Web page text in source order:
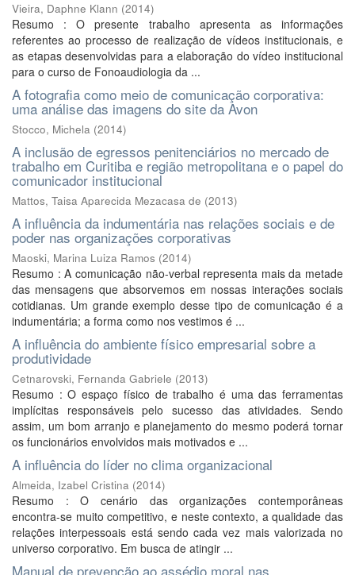
Vieira, Daphne Klann (2014)
Resumo : O presente trabalho apresenta as informações
referentes ao processo de realização de vídeos institucionais, e
as etapas desenvolvidas para a elaboração do vídeo institucional
para o curso de Fonoaudiologia da ...
A fotografia como meio de comunicação corporativa:
uma análise das imagens do site da Avon
Stocco, Michela (2014)
A inclusão de egressos penitenciários no mercado de
trabalho em Curitiba e região metropolitana e o papel do
comunicador institucional
Mattos, Taisa Aparecida Mezacasa de (2013)
A influência da indumentária nas relações sociais e de
poder nas organizações corporativas
Maoski, Marina Luiza Ramos (2014)
Resumo : A comunicação não-verbal representa mais da metade
das mensagens que absorvemos em nossas interações sociais
cotidianas. Um grande exemplo desse tipo de comunicação é a
indumentária; a forma como nos vestimos é ...
A influência do ambiente físico empresarial sobre a
produtividade
Cetnarovski, Fernanda Gabriele (2013)
Resumo : O espaço físico de trabalho é uma das ferramentas
implícitas responsáveis pelo sucesso das atividades. Sendo
assim, um bom arranjo e planejamento do mesmo poderá tornar
os funcionários envolvidos mais motivados e ...
A influência do líder no clima organizacional
Almeida, Izabel Cristina (2014)
Resumo : O cenário das organizações contemporâneas
encontra-se muito competitivo, e neste contexto, a qualidade das
relações interpessoais está sendo cada vez mais valorizada no
universo corporativo. Em busca de atingir ...
Manual de prevenção ao assédio moral nas